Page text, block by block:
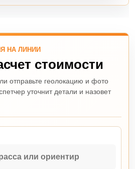
НА ЛИНИИ
стоимости
отправьте геолокацию и фото
уточнит детали и назовет